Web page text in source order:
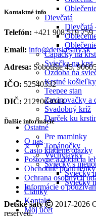
Dievčatá
Dievčatá
Capačky na krst
Sviečka na krst
Ozdoba na
Krstné košieľky
Teepee stan
Zavinovačky a
Svadobný kríž
Darček ku
Ostatné
Pre maminky
Topánočky
Vychytávky
Sviečky s
Sviečky
Sviečky
Články
Kontakt
Môj účet
Kontaktné info
Telefón: +421 908 519 759
Email: info@detskesaty.sk
Adresa: Sobotište 45,
IČO: 52540332
DIČ: 2121063043
Ďalšie informácie
O nás
Často kladené otázky
Poštovné a dodacia
Obchodné podmienky
Ochrana osobných
Informácie o
Detské šaty
2017-2026
reserved.